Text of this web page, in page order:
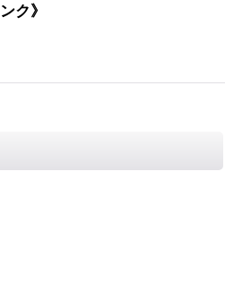
ク》